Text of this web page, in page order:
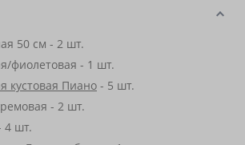
50 см - 2 шт.
фиолетовая - 1 шт.
кустовая Пиано - 5 шт.
- 2 шт.
4 шт.